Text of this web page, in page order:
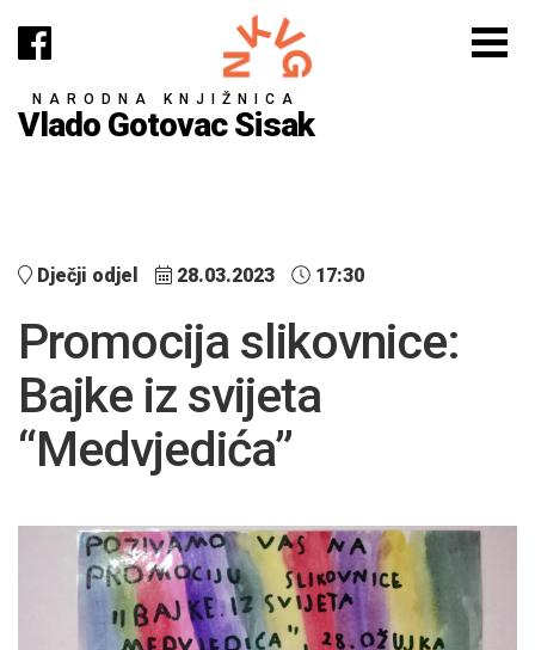
NARODNA KNJIŽNICA
Vlado Gotovac Sisak
Dječji odjel 28.03.2023 17:30
Promocija slikovnice:
Bajke iz svijeta
“Medvjedića”